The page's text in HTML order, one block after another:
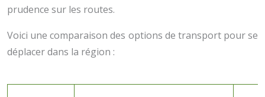
prudence sur les routes.
Voici une comparaison des options de transport pour se
déplacer dans la région :